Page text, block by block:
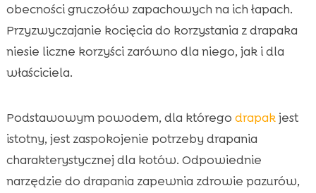
obecności gruczołów zapachowych na ich łapach.
Przyzwyczajanie kocięcia do korzystania z drapaka
niesie liczne korzyści zarówno dla niego, jak i dla
właściciela.
Podstawowym powodem, dla którego drapakjest
istotny, jest zaspokojenie potrzeby drapania
charakterystycznej dla kotów. Odpowiednie
narzędzie do drapania zapewnia zdrowie pazurów,